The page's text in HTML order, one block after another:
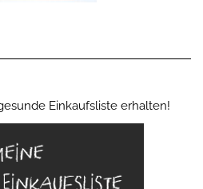
Einkaufsliste erhalten!